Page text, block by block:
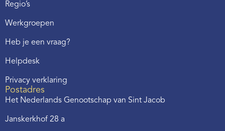
Regio’s
Werkgroepen
Heb je een vraag?
Helpdesk
Privacy verklaring
Postadres
Het Nederlands Genootschap van Sint Jacob
Janskerkhof 28 a